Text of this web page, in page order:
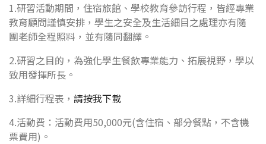
1.研習活動期間，住宿旅館、學校教育參訪行程，皆經專業
教育顧問謹慎安排，學生之安全及生活細目之處理亦有隨
團老師全程照料，並有隨同翻譯。
2.研習之目的，為強化學生餐飲專業能力、拓展視野，學以
致用發揮所長。
3.詳細行程表， 請按我下載
4.活動費：活動費用50,000元(含住宿、部分餐點，不含機
票費用)。